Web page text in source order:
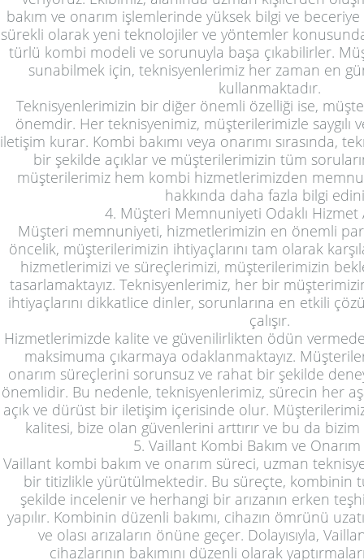
bakım ve onarım işlemlerinde yüksek bilgi ve
sürekli olarak yeni teknolojiler ve yöntemler
türlü kombi modeli ve sorunuyla başa çıkabilirler.
sunabilmek için, teknisyenlerimiz her zaman en
kullanmaktadır.
Teknisyenlerimizin bir diğer önemli özelliği ise,
önemdir. Her teknisyenimiz, müşterilerimizle saygılı
iletişim kurar. Kombi bakımı veya onarımı sırasında,
bir şekilde açıklar ve müşterilerimizin tüm
müşterilerimiz hem kombi hizmetlerimizden
hakkında daha fazla bilgi
4. Müşteri Memnuniyeti Odaklı Hizmet
Müşteri memnuniyeti, hizmetlerimizin en önemli
öncelik, müşterilerimizin ihtiyaçlarını tam olarak
hizmetlerimizi ve süreçlerimizi, müşterilerimizin
tasarlamaktayız. Teknisyenlerimiz, her bir
ihtiyaçlarını dikkatlice dinler, sorunlarına en etkili
çalışır.
Hizmetlerimizde kalite ve güvenilirlikten ödün
maksimuma çıkarmaya odaklanmaktayız.
onarım süreçlerini sorunsuz ve rahat bir şekilde
önemlidir. Bu nedenle, teknisyenlerimiz, sürecin her
açık ve dürüst bir iletişim içerisinde olur.
kalitesi, bize olan güvenlerini arttırır ve bu da bizim
5. Vaillant Kombi Bakım ve
Vaillant kombi bakım ve onarım süreci, uzman
bir titizlikle yürütülmektedir. Bu süreçte, kombinin
şekilde incelenir ve herhangi bir arızanın erken
yapılır. Kombinin düzenli bakımı, cihazın ömrünü
ve olası arızaların önüne geçer. Dolayısıyla,
cihazlarının bakımını düzenli olarak